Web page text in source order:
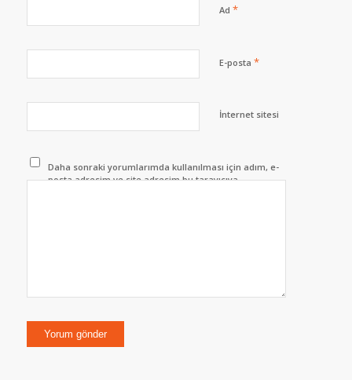
Ad *
E-posta *
İnternet sitesi
Daha sonraki yorumlarımda kullanılması için adım, e-
posta adresim ve site adresim bu tarayıcıya